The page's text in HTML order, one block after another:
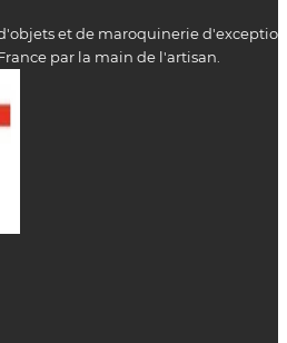
et de maroquinerie d'exception
par la main de l'artisan.